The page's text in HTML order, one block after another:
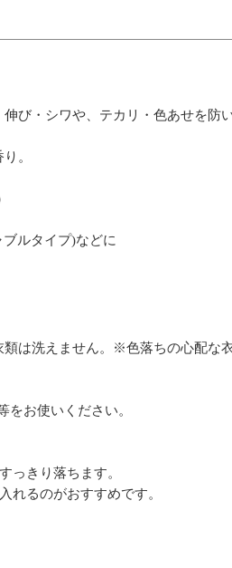
び・シワや、テカリ・色あせを防
。
ルタイプ)などに
は洗えません。※色落ちの心配な
お使いください。
っきり落ちます。
れるのがおすすめです。